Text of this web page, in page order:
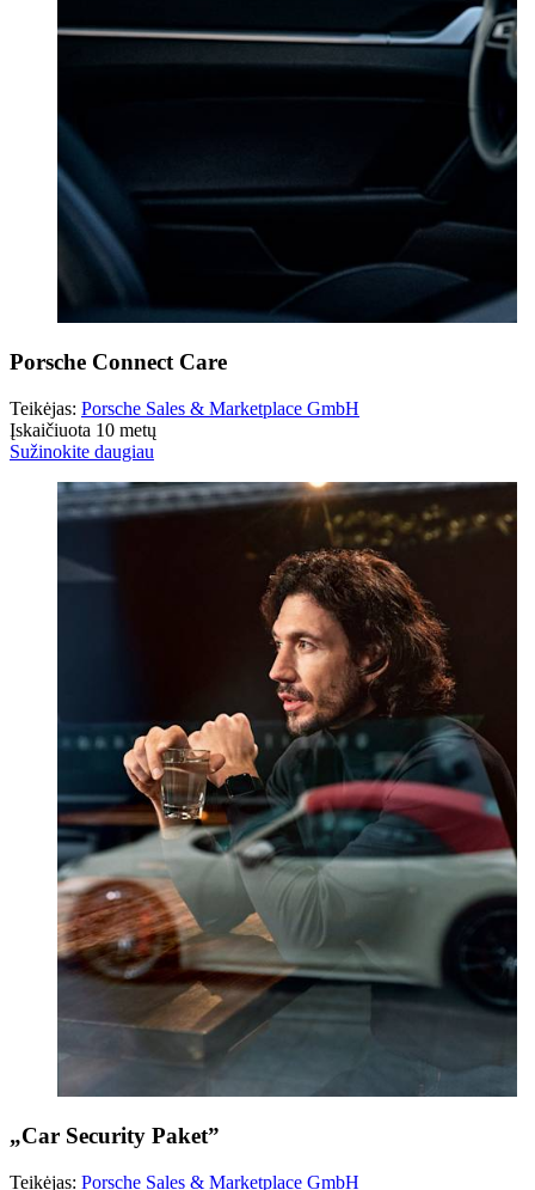
Porsche Connect Care
Teikėjas: Porsche Sales & Marketplace GmbH
Įskaičiuota 10 metų
Sužinokite daugiau
„Car Security Paket”
Teikėjas: Porsche Sales & Marketplace GmbH